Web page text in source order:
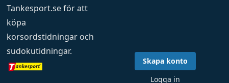
Tankesport.seför att
köpa
korsordstidningar och
sudokutidningar.
Skapa konto
Logga in